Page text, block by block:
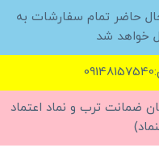
حاضر تمام سفارشات به
خواهد شد
ضمانت ترب و نماد اعتماد